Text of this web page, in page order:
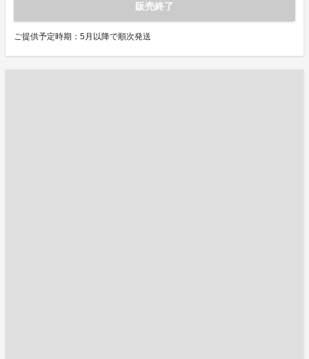
販売終了
ご提供予定時期：5月以降で順次発送